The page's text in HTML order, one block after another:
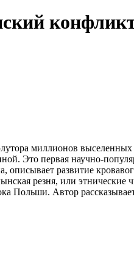
миллионов
Это первая научно-
описывает развитие
резня, или этнические
Польши. Автор